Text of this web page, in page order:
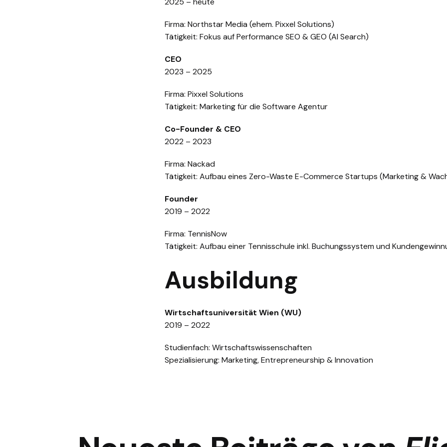
Firma: Northstar Media (ehem. Pixxel Solutions)
Tätigkeit: Fokus auf Performance SEO & GEO (AI Search)
CEO
2023 – 2025
Firma: Pixxel Solutions
Tätigkeit: Marketing für die Software Agentur
Co-Founder & CEO
2022 – 2023
Firma: Nackad
Tätigkeit: Aufbau eines Zero-Waste E-Commerce Startups (Marketing &
Founder
2019 – 2022
Firma: TennisNow
Tätigkeit: Aufbau einer Tennisschule inkl. Buchungssystem und
Ausbildung
Wirtschaftsuniversität Wien (WU)
2019 – 2022
Studienfach: Wirtschaftswissenschaften
Spezialisierung: Marketing, Entrepreneurship & Innovation